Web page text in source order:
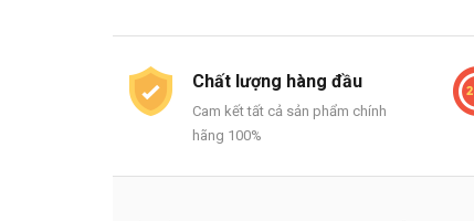
Chất lượng hàng đầu
Cam kết tất cả sản phẩm chính
hãng 100%